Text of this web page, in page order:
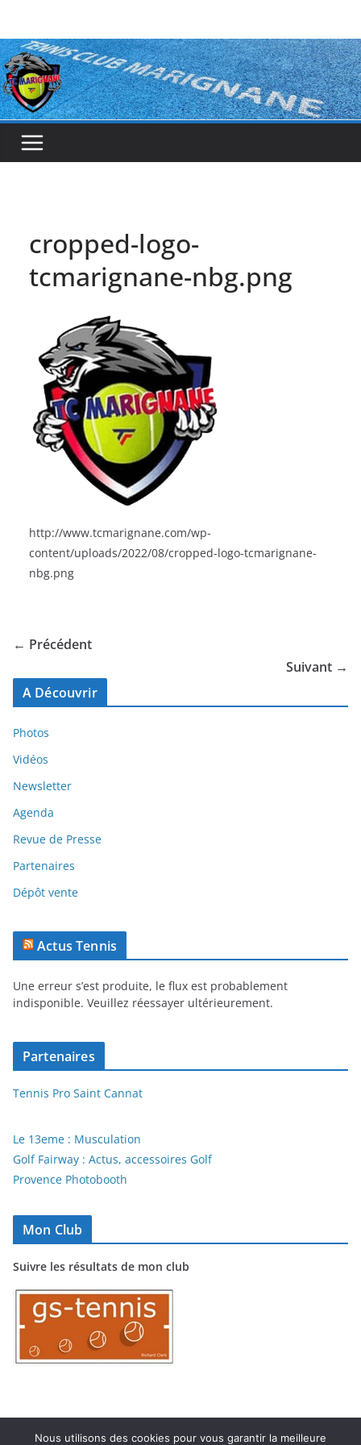
contenu
cropped-logo-
tcmarignane-nbg.png
http://www.tcmarignane.com/wp-
content/uploads/2022/08/cropped-logo-tcmarignane-
nbg.png
← Précédent
Suivant →
A Découvrir
Photos
Vidéos
Newsletter
Agenda
Revue de Presse
Partenaires
Dépôt vente
Actus Tennis
Une erreur s’est produite, le flux est probablement
indisponible. Veuillez réessayer ultérieurement.
Partenaires
Tennis Pro Saint Cannat
Le 13eme : Musculation
Golf Fairway : Actus, accessoires Golf
Provence Photobooth
Mon Club
Suivre les résultats de mon club
Nous utilisons des cookies pour vous garantir la meilleure